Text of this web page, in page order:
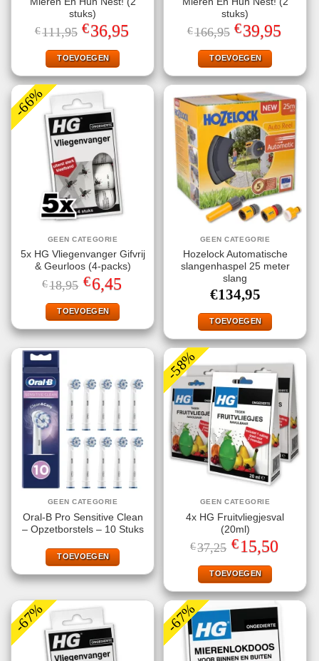
stuks)
€111,95 Oorspronkelijke
prijs
was:
€111,95.
€36,95
TOEVOEGEN
stuks)
€166,95 Oorspronkelijke
prijs
was:
€166,95.
€39,95
TOEVOEGEN
-66%
GEEN CATEGORIE
5x HG Vliegenvanger Gifvrij
& Geurloos (4-packs)
€18,95 Oorspronkelijke
prijs
was:
€18,95.
€6,45prijs
TOEVOEGEN
GEEN CATEGORIE
Hozelock Automatische
slangenhaspel 25 meter
slang
€134,95
TOEVOEGEN
GEEN CATEGORIE
Oral-B Pro Sensitive Clean
– Opzetborstels – 10 Stuks
TOEVOEGEN
-58%
GEEN CATEGORIE
4x HG Fruitvliegjesval
(20ml)
€37,25 Oorspronkelijke
prijs
was:
€37,25.
€15,50Huidige
prijs
TOEVOEGEN
-67% -67%